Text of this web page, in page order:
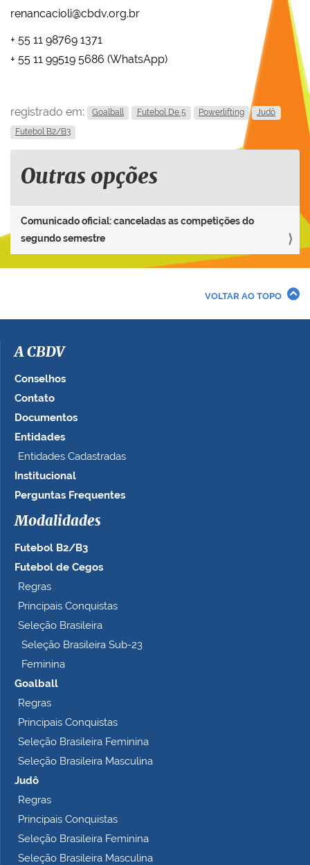
renancacioli@cbdv.org.br
+ 55 11 98769 1371
+ 55 11 99519 5686 (WhatsApp)
registrado em: Goalball Futebol De 5 Powerlifting
Judô
Futebol B2/B3
Outras opções
Comunicado oficial: canceladas as competições do
segundo semestre
VOLTAR AO TOPO
A CBDV
Conselhos
Contato
Documentos
Entidades
Entidades Cadastradas
Institucional
Perguntas Frequentes
Modalidades
Futebol B2/B3
Futebol de Cegos
Regras
Principais Conquistas
Seleção Brasileira
Seleção Brasileira Sub-23
Feminina
Goalball
Regras
Principais Conquistas
Seleção Brasileira Feminina
Seleção Brasileira Masculina
Judô
Regras
Principais Conquistas
Seleção Brasileira Feminina
Seleção Brasileira Masculina